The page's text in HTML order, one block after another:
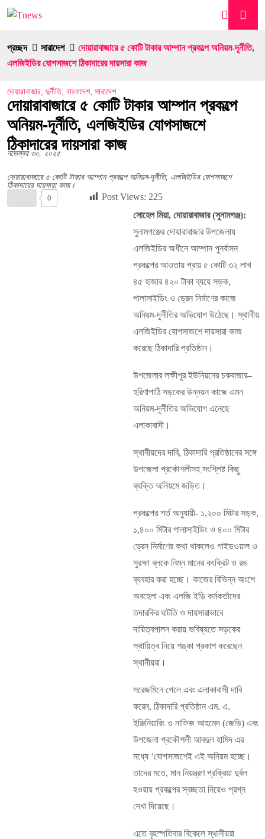
প্রচ্ছদ সারাদেশ
দোয়ারাবাজারে ৫ কোটি টাকার আম্পান প্রকল্পে অনিয়ম-দূর্নীতি,
এলজিইডির যোগসাজশে ঠিকাদারের দায়সারা কাজ
দোয়ারাবাজার দুর্নীতি, বাংলাদেশ, সারাদেশ
দোয়ারাবাজারে ৫ কোটি টাকার আম্পান প্রকল্পে
অনিয়ম-দূর্নীতি, এলজিইডির যোগসাজশে
ঠিকাদারের দায়সারা কাজ
নভেম্বর ৩০, ২০২৫
দোয়ারাবাজারে ৫ কোটি টাকার আম্পান প্রকল্পে অনিয়ম-দূর্নীতি, এলজিইডির যোগসাজশে
ঠিকাদারের দায়সারা কাজ।
0 Post Views: 225
সোহেল মিয়া, দোয়ারাবাজার (সুনামগঞ্জ):
সুনামগঞ্জের দোয়ারাবাজার উপজেলায়
এলজিইডির অধীনে আম্পান পুনর্বাসন
প্রকল্পের আওতায় প্রায় ৫ কোটি ৩২ লাখ
৪৫ হাজার ৪২০ টাকা ব্যয়ে সড়ক,
পালাসাইডিং ও ড্রেন নির্মাণের কাজে
অনিয়ম-দূর্নীতির অভিযোগ উঠেছে। স্থানীয়
এলজিইডির যোগসাজশে দায়সারা কাজ
করেছে ঠিকাদারি প্রতিষ্ঠান।
উপজেলার লক্ষীপুর ইউনিয়নের চকবাজার–
হরিণাপাঠি সড়কের উন্নয়ন কাজে এমন
অনিয়ম-দূর্নীতির অভিযোগ এনেছে
এলাকাবাসী।
স্থানীয়দের দাবি, ঠিকাদারি প্রতিষ্ঠানের সঙ্গে
উপজেলা প্রকৌশলীসহ সংশ্লিষ্ট কিছু
ব্যক্তি অনিয়মে জড়িত।
প্রকল্পের শর্ত অনুযায়ী- ১,২০০ মিটার সড়ক,
১,৪০০ মিটার পালাসাইডিং ও ৪০০ মিটার
ড্রেন নির্মাণের কথা থাকলেও গাইডওয়াল ও
সুরক্ষা ব্লকে নিম্ন মানের কংক্রিট ও রড
ব্যবহার করা হচ্ছে। কাজের বিভিন্ন অংশে
অবহেলা এবং এলজি ইডি কর্মকর্তাদের
তদারকির ঘাটতি ও দায়সারাভাবে
দায়িত্বপালন করায় ভবিষ্যতে সড়কের
স্থায়িত্ব নিয়ে শঙ্কা প্রকাশ করেছেন
স্থানীয়রা।
সরেজমিনে গেলে এবং এলাকাবাসী দাবি
করেন, ঠিকাদারি প্রতিষ্ঠান এম. এ.
ইঞ্জিনিয়ারিং ও নাফিজ আহমেদ (জেভি) এবং
উপজেলা প্রকৌশলী আবদুল হামিদ এর
মধ্যে ‘যোগসাজশেই এই অনিয়ম হচ্ছে।
তাদের মতে, মান নিয়ন্ত্রণ প্রক্রিয়া দুর্বল
হওয়ায় প্রকল্পের স্বচ্ছতা নিয়েও প্রশ্ন
দেখা দিয়েছে।
এতে বৃহস্পতিবার বিকেলে স্থানীয়রা